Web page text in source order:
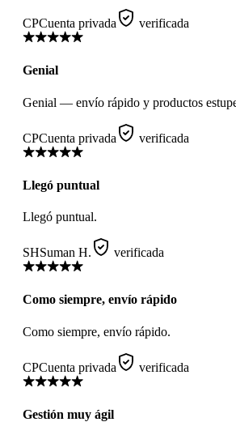
CPCuenta privada verificada
Genial
Genial — envío rápido y productos
CPCuenta privada verificada
Llegó puntual
Llegó puntual.
SHSuman H. verificada
Como siempre, envío rápido
Como siempre, envío rápido.
CPCuenta privada verificada
Gestión muy ágil